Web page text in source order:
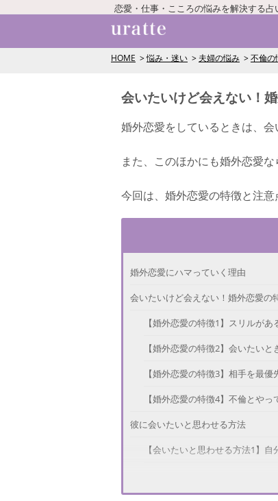
恋愛・仕事・こころの悩みを解決する占
HOME 悩み・迷い 夫婦の悩み 不倫の
会いたいけど会えない！
婚外恋愛をしているときは、会
また、このほかにも婚外恋愛
今回は、婚外恋愛の特徴と注意
婚外恋愛にハマっていく理由
会いたいけど会えない！婚外恋愛の
【婚外恋愛の特徴1】スリルがあ
【婚外恋愛の特徴2】会いたい
【婚外恋愛の特徴3】相手を最優
【婚外恋愛の特徴4】不倫とやっ
彼に会いたいと思わせる方法
【会いたいと思わせる方法1】自